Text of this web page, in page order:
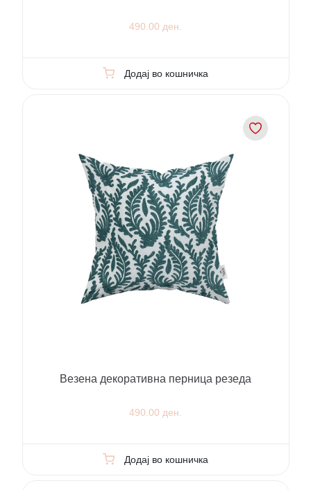
490.00 ден.
Додај во кошничка
Везена декоративна перница резеда
490.00 ден.
Додај во кошничка